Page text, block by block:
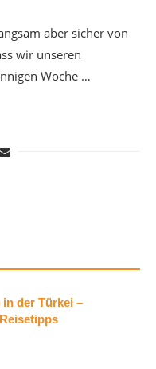
aber sicher von
wir unseren
Woche …
der Türkei –